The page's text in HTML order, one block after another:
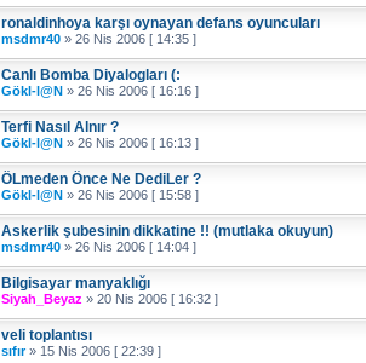
ronaldinhoya karşı oynayan defans oyuncuları
msdmr40 » 26 Nis 2006 [ 14:35 ]
Canlı Bomba Diyalogları (:
Gökl-l@N » 26 Nis 2006 [ 16:16 ]
Terfi Nasıl Alnır ?
Gökl-l@N » 26 Nis 2006 [ 16:13 ]
ÖLmeden Önce Ne DediLer ?
Gökl-l@N » 26 Nis 2006 [ 15:58 ]
Askerlik şubesinin dikkatine !! (mutlaka okuyun)
msdmr40 » 26 Nis 2006 [ 14:04 ]
Bilgisayar manyaklığı
Siyah_Beyaz » 20 Nis 2006 [ 16:32 ]
veli toplantısı
sıfır» 15 Nis 2006 [ 22:39 ]